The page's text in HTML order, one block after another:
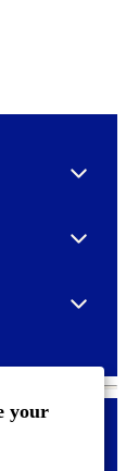
your
Expand
Expand
Expand